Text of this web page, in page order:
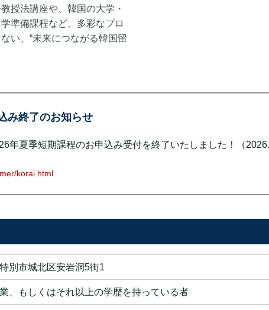
授法講座や、韓国の大学・
準備課程など、多彩なプロ
い、“未来につながる韓国留
み終了のお知らせ
年夏季短期課程のお申込み受付を終了いたしました！（
korai.html
別市城北区安岩洞5街1
、もしくはそれ以上の学歴を持っている者